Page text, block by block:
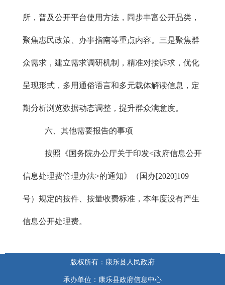
所，普及公开平台使用方法，同步丰富公开品类，
聚焦惠民政策、办事指南等重点内容。三是聚焦群
众需求，建立需求调研机制，精准对接诉求，优化
呈现形式，多用通俗语言和多元载体解读信息，定
期分析浏览数据动态调整，提升群众满意度。
六、其他需要报告的事项
按照《国务院办公厅关于印发<政府信息公开
信息处理费管理办法>的通知》（国办[2020]109
号）规定的按件、按量收费标准，本年度没有产生
信息公开处理费。
版权所有：康乐县人民政府
承办单位：康乐县政府信息中心